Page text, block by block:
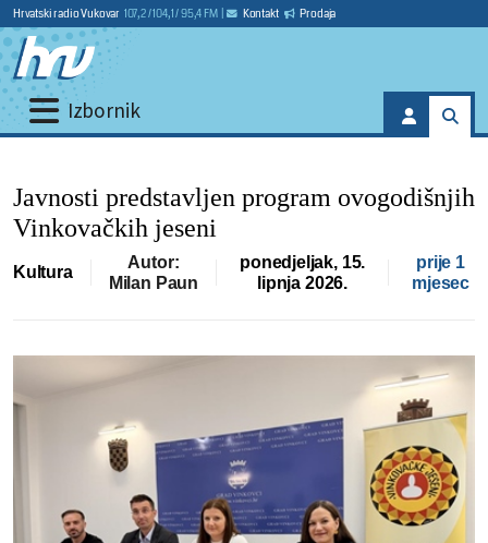
Hrvatski radio Vukovar 107,2 / 104,1 / 95,4 FM Kontakt Prodaja
Izbornik
Javnosti predstavljen program ovogodišnjih
Vinkovačkih jeseni
Kultura
Autor:
Milan Paun
ponedjeljak, 15.
lipnja 2026.
prije 1
mjesec